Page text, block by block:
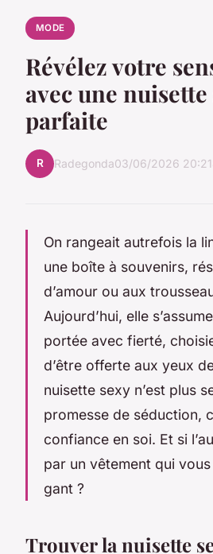
MODE
Révélez votre
avec une nuisette
parfaite
R Radegonda03/06/2026 20:21
On rangeait autrefois la
une boîte à souvenirs,
d’amour ou aux
Aujourd’hui, elle
portée avec fierté,
d’être offerte aux yeux
nuisette sexy n’est plus
promesse de séduction,
confiance en soi. Et si
par un vêtement qui
gant ?
Trouver la nuisette